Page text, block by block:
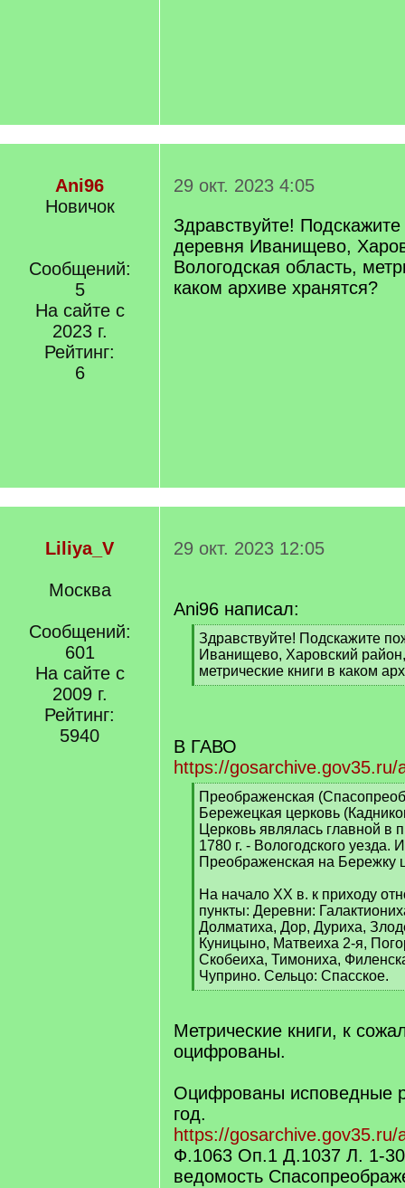
Ani96
Новичок
Сообщений:
5
На сайте с
2023 г.
Рейтинг:
6
29 окт. 2023 4:05
Здравствуйте!
деревня Иванищево,
Вологодская область,
каком архиве хранятся?
Liliya_V
Москва
Сообщений:
601
На сайте с
2009 г.
Рейтинг:
5940
29 окт. 2023 12:05
Ani96 написал:
[
q
]
Здравствуйте! Подскажите
Иванищево, Харовский
метрические книги в каком
[
В ГАВО
https://
[
q
]
Преображенская
Бережецкая церковь
Церковь являлась главной в
1780 г. - Вологодского уезда.
Преображенская на Бережку
На начало XX в. к приходу
пункты: Деревни:
Долматиха, Дор, Дуриха,
Куницыно, Матвеиха 2-я,
Скобеиха, Тимониха,
Чуприно. Сельцо: Спасское.
[
q
]
Метрические книги, к
оцифрованы.
Оцифрованы исповедные
год.
https://
Ф.1063 Оп.1 Д.1037 Л. 1-
ведомость